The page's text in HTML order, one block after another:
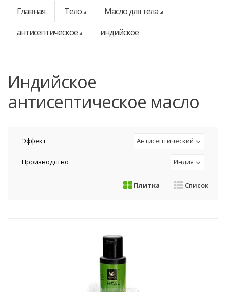
Главная Тело
Масло для тела
антисептическое
индийское
индийское
антисептическое масло
Эффект Антисептический
Производство Индия
Плитка Список